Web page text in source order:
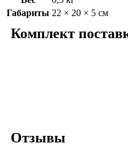
Габариты 22 × 20 × 5 см
Комплект
Отзывы